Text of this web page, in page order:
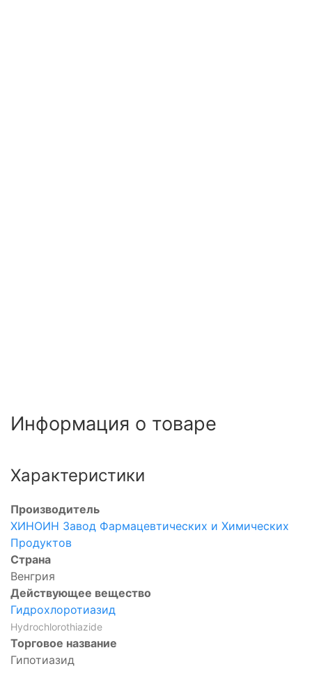
Информация о товаре
Характеристики
Производитель
ХИНОИН Завод Фармацевтических и Химических
Продуктов
Страна
Венгрия
Действующее вещество
Гидрохлоротиазид
Hydrochlorothiazide
Торговое название
Гипотиазид